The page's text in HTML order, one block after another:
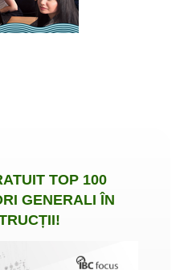
TOP 100
GENERALI ÎN
!